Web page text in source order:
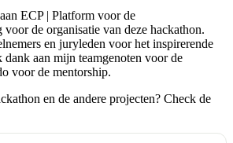
ECP | Platform voor de
de organisatie van deze hackathon.
en juryleden voor het inspirerende
aan mijn teamgenoten voor de
voor de mentorship.
en de andere projecten? Check de